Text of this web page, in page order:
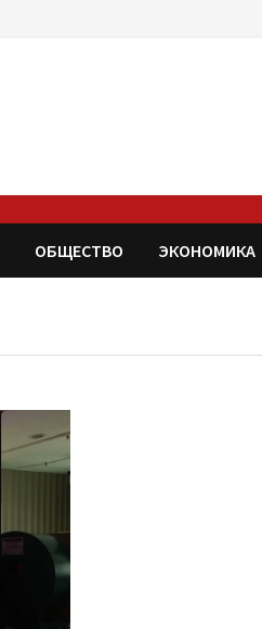
ОБЩЕСТВО ЭКОНОМИКА